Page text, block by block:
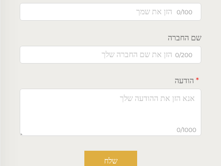
0/100
שם החברה
0/200
הודעה
0/1000
שלח